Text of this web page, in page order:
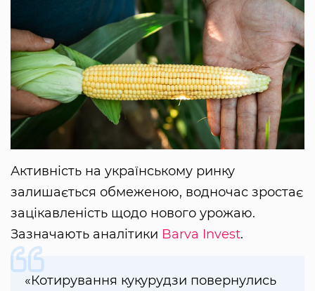
Активність на українському ринку
залишається обмеженою, водночас зростає
зацікавленість щодо нового урожаю.
Зазначають аналітики Barva Invest.
«Котирування кукурудзи повернулись